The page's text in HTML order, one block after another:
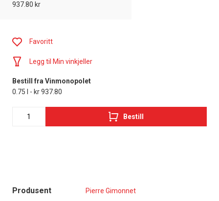
937.80 kr
Produsent Pierre Gimonnet
Favoritt
Legg til Min vinkjeller
Bestill fra Vinmonopolet
0.75 l - kr 937.80
Bestill